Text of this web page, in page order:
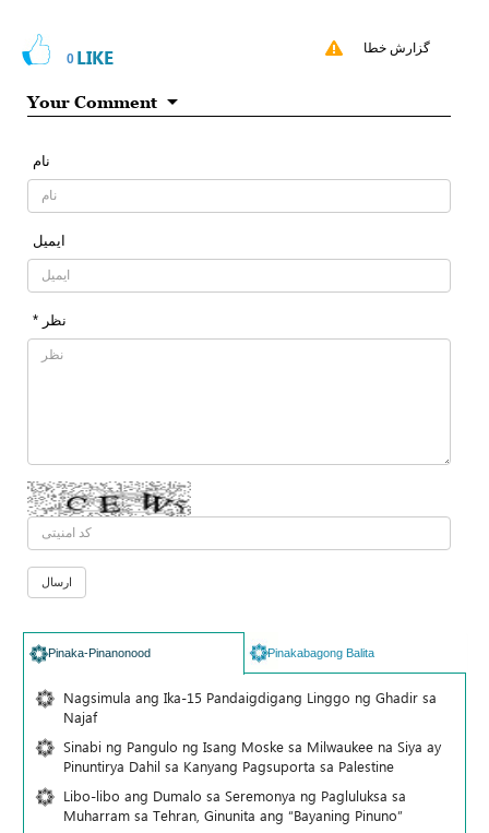
0 LIKE گزارش خطا
Your Comment
نام
ایمیل
* نظر
Pinaka-Pinanonood Pinakabagong Balita
Nagsimula ang Ika-15 Pandaigdigang Linggo ng Ghadir sa
Najaf
Sinabi ng Pangulo ng Isang Moske sa Milwaukee na Siya ay
Pinuntirya Dahil sa Kanyang Pagsuporta sa Palestine
Libo-libo ang Dumalo sa Seremonya ng Pagluluksa sa
Muharram sa Tehran, Ginunita ang “Bayaning Pinuno”